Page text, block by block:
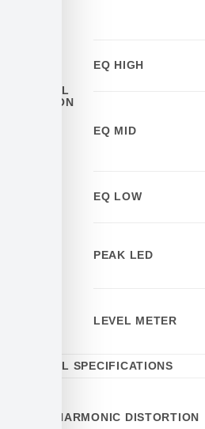
CHANNEL
FUNCTION
EQ HIGH
EQ MID
EQ LOW
PEAK LED
LEVEL METER
GENERAL SPECIFICATIONS
TOTAL HARMONIC DISTORTION